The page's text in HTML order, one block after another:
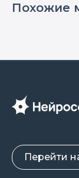
Похожие
Перейти